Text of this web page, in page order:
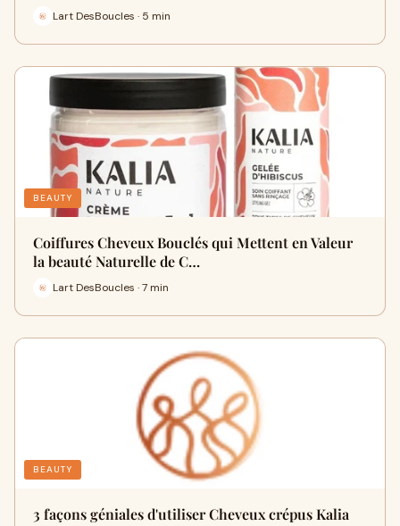
Lart DesBoucles · 5 min
BEAUTY
Coiffures Cheveux Bouclés qui Mettent en Valeur
la beauté Naturelle de C…
Lart DesBoucles · 7 min
BEAUTY
3 façons géniales d'utiliser Cheveux crépus Kalia